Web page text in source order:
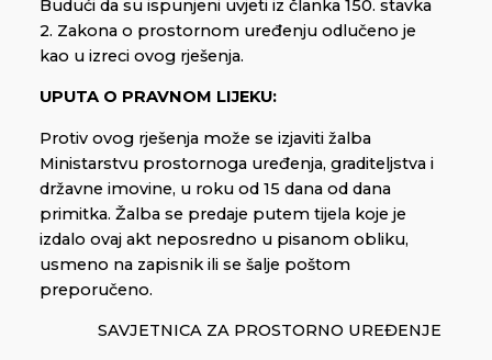
Budući da su ispunjeni uvjeti iz članka 150. stavka
2. Zakona o prostornom uređenju odlučeno je
kao u izreci ovog rješenja.
UPUTA O PRAVNOM LIJEKU:
Protiv ovog rješenja može se izjaviti žalba
Ministarstvu prostornoga uređenja, graditeljstva i
državne imovine, u roku od 15 dana od dana
primitka. Žalba se predaje putem tijela koje je
izdalo ovaj akt neposredno u pisanom obliku,
usmeno na zapisnik ili se šalje poštom
preporučeno.
SAVJETNICA ZA PROSTORNO UREĐENJE